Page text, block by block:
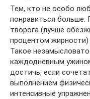
Тем, кто не особо
понравиться больше.
творога (лучше
процентом жирности)
Такое
каждодневным
достичь, если
выполнением
интенсивные